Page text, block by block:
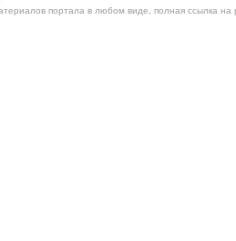
портала в любом виде, полная ссылка на